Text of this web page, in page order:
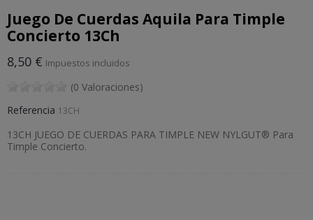
Juego De Cuerdas Aquila Para Timple
Concierto 13Ch
8,50 € Impuestos incluidos
(0 Valoraciones)
Referencia 13CH
13CH JUEGO DE CUERDAS PARA TIMPLE NEW NYLGUT® Para
Timple Concierto.